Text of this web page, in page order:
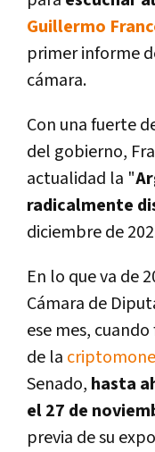
Guillermo
primer informe
cámara.
Con una fuerte
del gobierno,
actualidad la "
radicalmente
diciembre de
En lo que va de
Cámara de
ese mes,
de la
Senado, hasta
el 27 de
previa de su